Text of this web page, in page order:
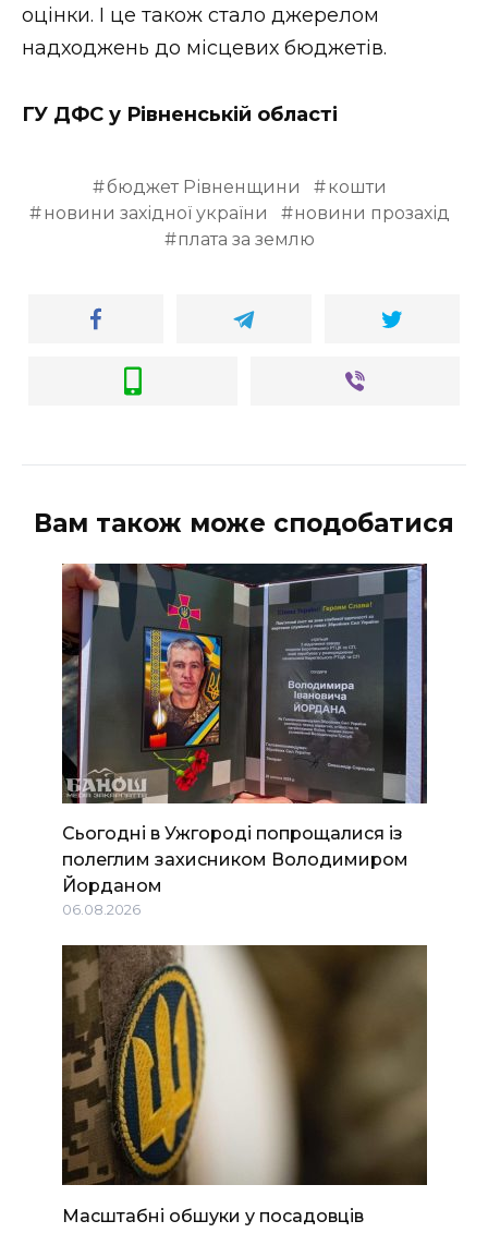
оцінки. І це також стало джерелом
надходжень до місцевих бюджетів.
ГУ ДФС у Рівненській області
бюджет Рівненщини
кошти
новини західної україни
новини прозахід
плата за землю
Вам також може сподобатися
Сьогодні в Ужгороді попрощалися із
полеглим захисником Володимиром
Йорданом
06.08.2026
Масштабні обшуки у посадовців